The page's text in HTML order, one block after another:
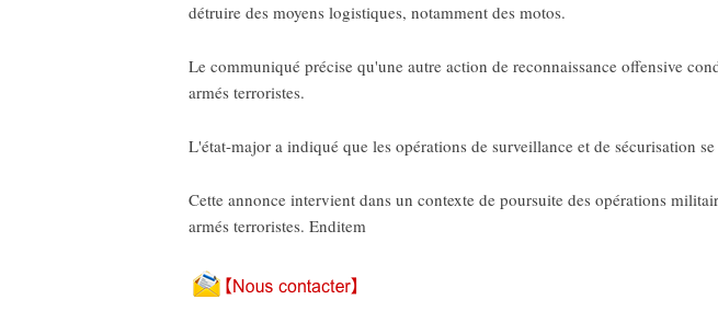
détruire des moyens logistiques, notamment des motos.
Le communiqué précise qu'une autre action de reconnaissance offensive
armés terroristes.
L'état-major a indiqué que les opérations de surveillance et de sécurisation
Cette annonce intervient dans un contexte de poursuite des opérations
armés terroristes. Enditem